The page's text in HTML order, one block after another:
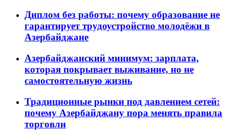
Диплом без работы: почему образование не
гарантирует трудоустройство молодёжи в
Азербайджане
Азербайджанский минимум: зарплата,
которая покрывает выживание, но не
самостоятельную жизнь
Традиционные рынки под давлением сетей:
почему Азербайджану пора менять правила
торговли